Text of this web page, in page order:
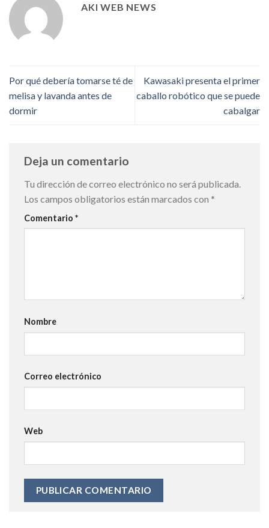
AKI WEB NEWS
Por qué debería tomarse té de
melisa y lavanda antes de
dormir
Kawasaki presenta el primer
caballo robótico que se puede
cabalgar
Deja un comentario
Tu dirección de correo electrónico no será publicada.
Los campos obligatorios están marcados con *
Comentario *
Nombre
Correo electrónico
Web